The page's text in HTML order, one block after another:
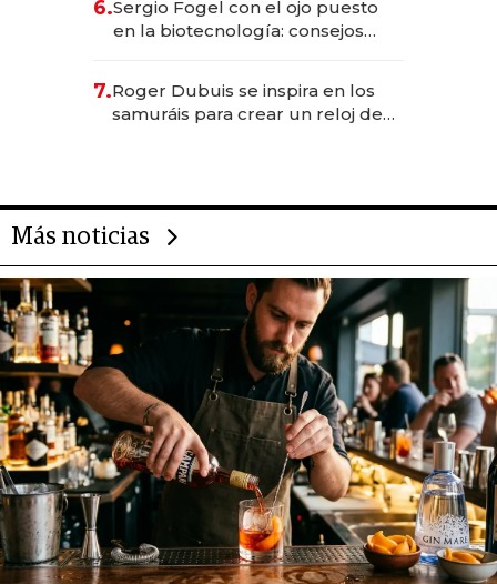
6.Sergio Fogel con el ojo puesto
en la biotecnología: consejos
rol de la IA
7.Roger Dubuis se inspira en los
samuráis para crear un reloj de
Más noticias